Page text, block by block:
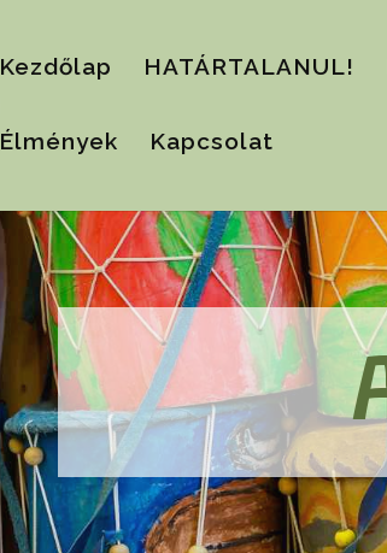
Kezdőlap HATÁRTALANUL!
Élmények Kapcsolat